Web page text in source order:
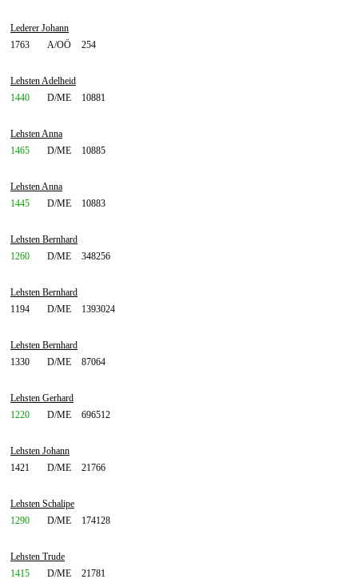
Lederer Johann
1763
A/OÖ 254
Lehsten Adelheid
1440
D/ME 10881
Lehsten Anna
1465
D/ME 10885
Lehsten Anna
1445
D/ME 10883
Lehsten Bernhard
1260
D/ME 348256
Lehsten Bernhard
1194
D/ME 1393024
Lehsten Bernhard
1330
D/ME 87064
Lehsten Gerhard
1220
D/ME 696512
Lehsten Johann
1421
D/ME 21766
Lehsten Schalipe
1290
D/ME 174128
Lehsten Trude
1415
D/ME 21781